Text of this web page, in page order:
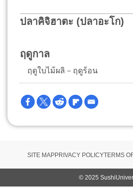
ปลาคิจิฮาตะ (ปลาอะโก)
ฤดูกาล
ฤดูใบไม้ผลิ－ฤดูร้อน
SITE MAPPRIVACY POLICYTERMS
© 2025